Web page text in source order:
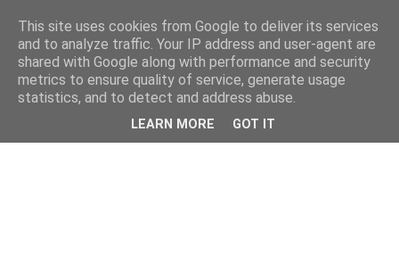
This site uses cookies from Google to deliver its services
and to analyze traffic. Your IP address and user-agent are
shared with Google along with performance and security
metrics to ensure quality of service, generate usage
statistics, and to detect and address abuse.
LEARN MORE GOT IT